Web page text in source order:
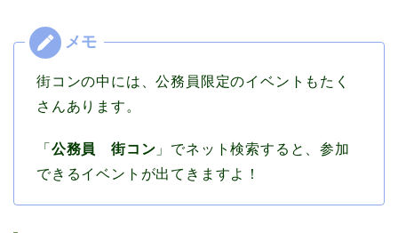
街コンの中には、公務員限定のイベントもたく
さんあります。
「 公務員 街コン 」でネット検索すると、参加
できるイベントが出てきますよ！